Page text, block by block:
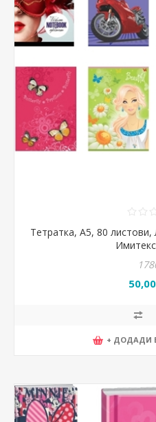
Тетратка, А5, 80
+ ДОДАДИ